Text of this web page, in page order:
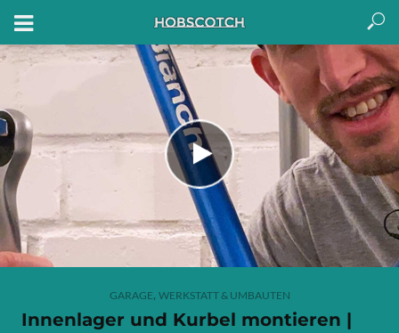
GARAGE, WERKSTATT & UMBAUTEN
Innenlager und Kurbel montieren |